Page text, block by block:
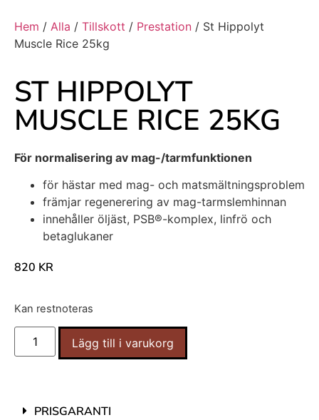
Hem / Alla / Tillskott / Prestation / St Hippolyt
Muscle Rice 25kg
ST HIPPOLYT
MUSCLE RICE 25KG
För normalisering av mag-/tarmfunktionen
för hästar med mag- och matsmältningsproblem
främjar regenerering av mag-tarmslemhinnan
innehåller öljäst, PSB®-komplex, linfrö och
betaglukaner
820 KR
Kan restnoteras
Lägg till i varukorg
PRISGARANTI